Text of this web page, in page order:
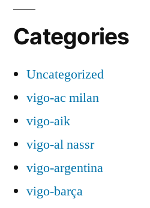
Categories
Uncategorized
vigo-ac milan
vigo-aik
vigo-al nassr
vigo-argentina
vigo-barça